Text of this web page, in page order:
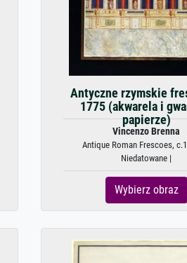
Antyczne rzymskie
1775 (akwarela i
papierze)
Vincenzo Brenna
Antique Roman Frescoes,
Niedatowane |
Wybierz obraz